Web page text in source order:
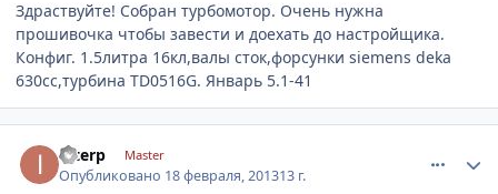
Здраствуйте! Собран турбомотор. Очень нужна
прошивочка чтобы завести и доехать до настройщика.
Конфиг. 1.5литра 16кл,валы сток,форсунки siemens deka
630cc,турбина TD0516G. Январь 5.1-41
interp Master
Опубликовано 18 февраля, 201313 г.